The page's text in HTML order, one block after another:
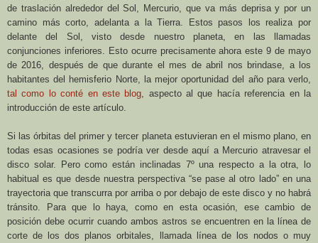
de traslación alrededor del Sol, Mercurio, que va más deprisa y por un
camino más corto, adelanta a la Tierra. Estos pasos los realiza por
delante del Sol, visto desde nuestro planeta, en las llamadas
conjunciones inferiores. Esto ocurre precisamente ahora este 9 de mayo
de 2016, después de que durante el mes de abril nos brindase, a los
habitantes del hemisferio Norte, la mejor oportunidad del año para verlo,
tal como lo conté en este blog , aspecto al que hacía referencia en la
introducción de este artículo.
Si las órbitas del primer y tercer planeta estuvieran en el mismo plano, en
todas esas ocasiones se podría ver desde aquí a Mercurio atravesar el
disco solar. Pero como están inclinadas 7º una respecto a la otra, lo
habitual es que desde nuestra perspectiva “se pase al otro lado” en una
trayectoria que transcurra por arriba o por debajo de este disco y no habrá
tránsito. Para que lo haya, como en esta ocasión, ese cambio de
posición debe ocurrir cuando ambos astros se encuentren en la línea de
corte de los dos planos orbitales, llamada línea de los nodos o muy